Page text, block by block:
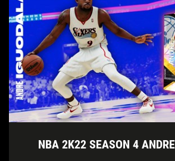
NBA 2K22 SEASON 4